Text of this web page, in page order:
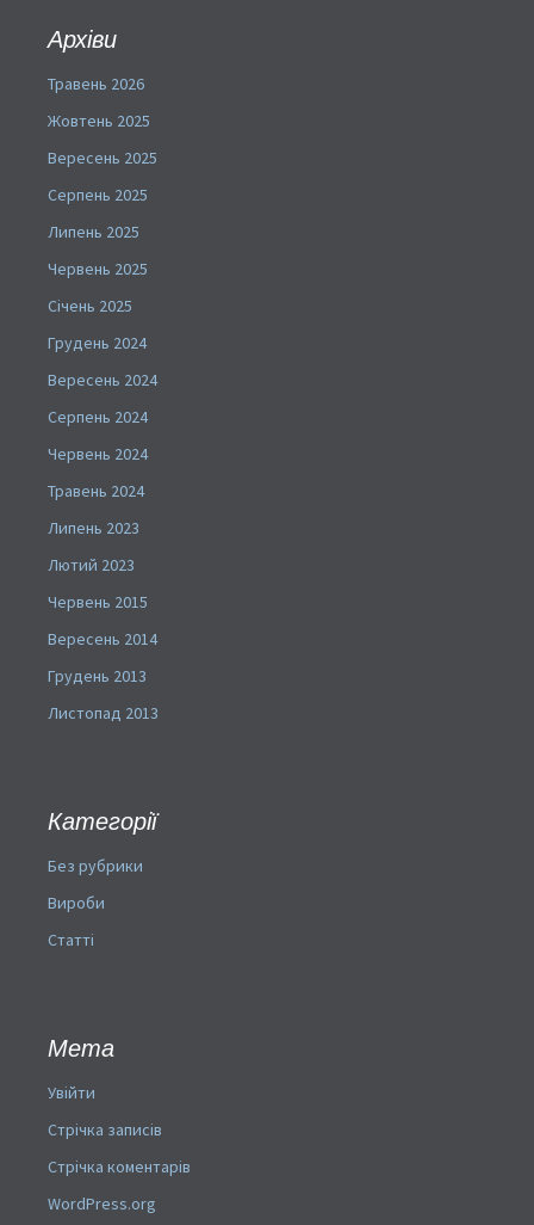
Архіви
Травень 2026
Жовтень 2025
Вересень 2025
Серпень 2025
Липень 2025
Червень 2025
Січень 2025
Грудень 2024
Вересень 2024
Серпень 2024
Червень 2024
Травень 2024
Липень 2023
Лютий 2023
Червень 2015
Вересень 2014
Грудень 2013
Листопад 2013
Категорії
Без рубрики
Вироби
Статті
Мета
Увійти
Стрічка записів
Стрічка коментарів
WordPress.org